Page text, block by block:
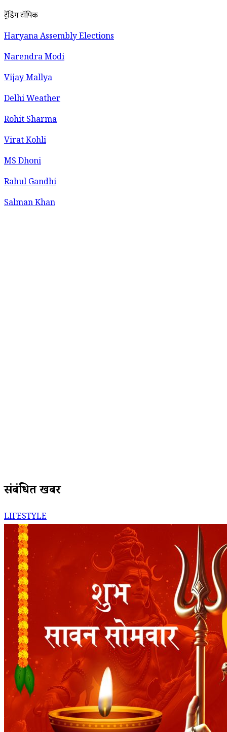
ट्रेंडिंग टॉपिक
Haryana Assembly Elections
Narendra Modi
Vijay Mallya
Delhi Weather
Rohit Sharma
Virat Kohli
MS Dhoni
Rahul Gandhi
Salman Khan
संबंधित खबरें
LIFESTYLE